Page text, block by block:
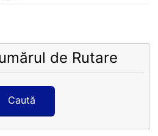
de Rutare
Caută